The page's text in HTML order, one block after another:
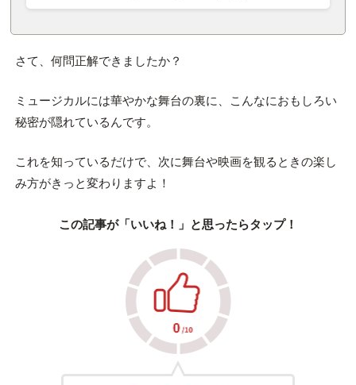
さて、何問正解できましたか？
ミュージカルには華やかな舞台の裏に、こんなにおもしろい
秘密が隠れているんです。
これを知っているだけで、次に舞台や映画を観るときの楽し
み方がきっと変わりますよ！
この記事が「いいね！」と思ったらタップ！